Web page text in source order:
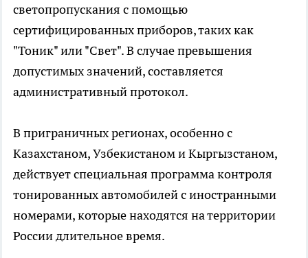
светопропускания с помощью
сертифицированных приборов, таких как
"Тоник" или "Свет". В случае превышения
допустимых значений, составляется
административный протокол.
В приграничных регионах, особенно с
Казахстаном, Узбекистаном и Кыргызстаном,
действует специальная программа контроля
тонированных автомобилей с иностранными
номерами, которые находятся на территории
России длительное время.